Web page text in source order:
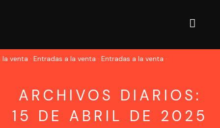
venta · Entradas a la venta · Entradas a la venta ·
ARCHIVOS DIARIOS:
15 DE ABRIL DE 2025